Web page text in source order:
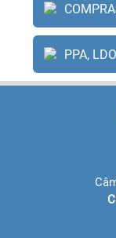
PPA,